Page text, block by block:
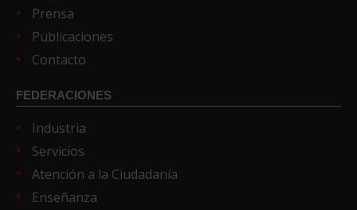
Prensa
Publicaciones
Contacto
FEDERACIONES
Industria
Servicios
Atención a la Ciudadanía
Enseñanza